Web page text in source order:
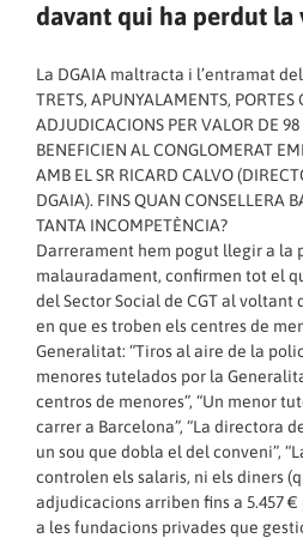
davant qui ha perdut la
La DGAIA maltracta i l’entramat
TRETS, APUNYALAMENTS, PORTES
ADJUDICACIONS PER VALOR DE
BENEFICIEN AL CONGLOMERAT
AMB EL SR RICARD CALVO
DGAIA). FINS QUAN CONSELLERA
TANTA INCOMPETÈNCIA?
Darrerament hem pogut llegir a la
malauradament, confirmen tot el
del Sector Social de CGT al
en que es troben els centres de
Generalitat: “Tiros al aire de la
menores tutelados por la
centros de menores”, “Un menor
carrer a Barcelona”, “La directora
un sou que dobla el del conveni”,
controlen els salaris, ni els diners
adjudicacions arriben fins a 5.457
a les fundacions privades que